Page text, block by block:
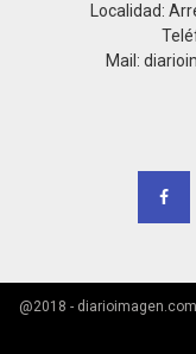
Localidad:
Mail:
@2018 -